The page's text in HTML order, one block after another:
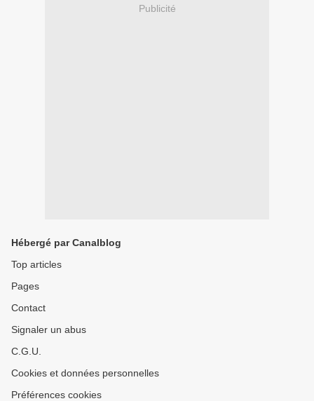
Publicité
Hébergé par Canalblog
Top articles
Pages
Contact
Signaler un abus
C.G.U.
Cookies et données personnelles
Préférences cookies